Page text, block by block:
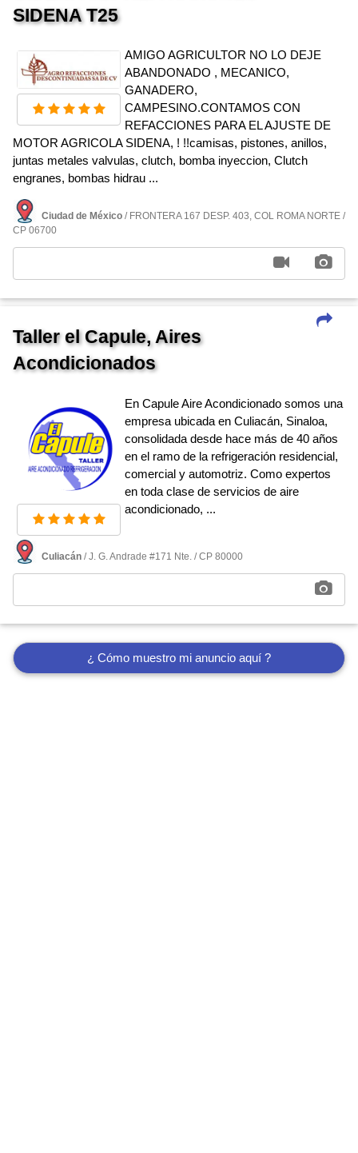
SIDENA T25
AMIGO AGRICULTOR NO LO DEJE
ABANDONADO , MECANICO,
GANADERO,
CAMPESINO.CONTAMOS CON
REFACCIONES PARA EL AJUSTE DE
MOTOR AGRICOLA SIDENA, ! !!camisas, pistones, anillos,
juntas metales valvulas, clutch, bomba inyeccion, Clutch
engranes, bombas hidrau ...
Ciudad de México / FRONTERA 167 DESP. 403, COL ROMA NORTE /
CP 06700
Taller el Capule, Aires
Acondicionados
En Capule Aire Acondicionado somos una
empresa ubicada en Culiacán, Sinaloa,
consolidada desde hace más de 40 años
en el ramo de la refrigeración residencial,
comercial y automotriz. Como expertos
en toda clase de servicios de aire
acondicionado, ...
Culiacán / J. G. Andrade #171 Nte. / CP 80000
¿ Cómo muestro mi anuncio aquí ?